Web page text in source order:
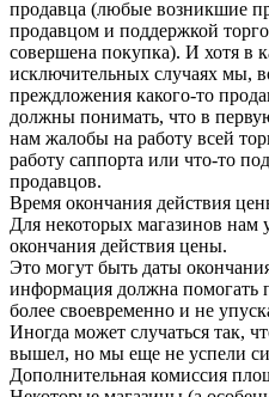
продавца (любые возникшие
продавцом и поддержкой
совершена покупка). И хотя в
исключительных случаях мы,
преждложения какого-то
должны понимать, что в
нам жалобы на работу всей
работу саппорта или что-то
продавцов.
Время окончания действия
Для некоторых магазинов нам
окончания действия цены.
Это могут быть даты
информация должна помогать
более своевременно и не
Иногда может случаться так,
вышел, но мы еще не успели
Дополнительная комиссия